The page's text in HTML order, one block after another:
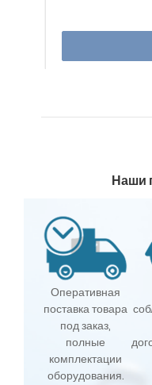
Наши
Оперативная
поставка товара
под заказ,
полные
комплектации
оборудования.